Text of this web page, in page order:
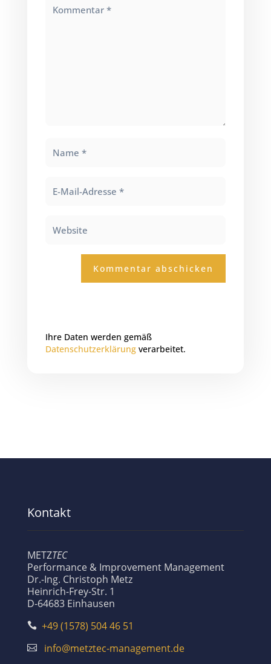
Kommentar abschicken
Ihre Daten werden gemäß
Datenschutzerklärungverarbeitet.
Kontakt
METZTEC
Performance & Improvement Management
Dr.-Ing. Christoph Metz
Heinrich-Frey-Str. 1
D-64683 Einhausen
 +49 (1578) 504 46 51
 info@metztec-management.de